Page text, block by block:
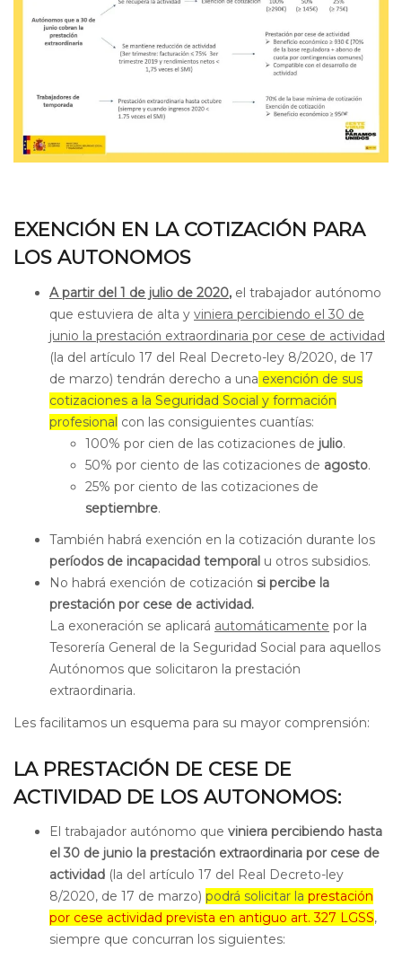
EXENCIÓN EN LA COTIZACIÓN PARA
LOS AUTONOMOS
A partir del 1 de julio de 2020, el trabajador autónomo
que estuviera de alta y viniera percibiendo el 30 de
junio la prestación extraordinaria por cese de actividad
(la del artículo 17 del Real Decreto-ley 8/2020, de 17
de marzo) tendrán derecho a una exención de sus
cotizaciones a la Seguridad Social y formación
profesional con las consiguientes cuantías:
100% por cien de las cotizaciones de julio.
50% por ciento de las cotizaciones de agosto.
25% por ciento de las cotizaciones de
septiembre.
También habrá exención en la cotización durante los
períodos de incapacidad temporal u otros subsidios.
No habrá exención de cotización si percibe la
prestación por cese de actividad.
La exoneración se aplicará automáticamente por la
Tesorería General de la Seguridad Social para aquellos
Autónomos que solicitaron la prestación
extraordinaria.
Les facilitamos un esquema para su mayor comprensión:
LA PRESTACIÓN DE CESE DE
ACTIVIDAD DE LOS AUTONOMOS:
El trabajador autónomo que viniera percibiendo hasta
el 30 de junio la prestación extraordinaria por cese de
actividad (la del artículo 17 del Real Decreto-ley
8/2020, de 17 de marzo) podrá solicitar la prestación
por cese actividad prevista en antiguo art. 327 LGSS,
siempre que concurran los siguientes: